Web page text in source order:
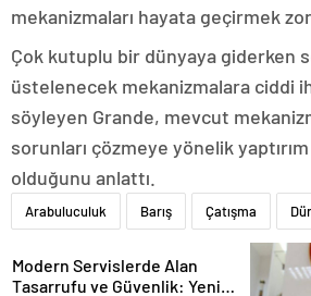
mekanizmaları hayata geçirmek
Çok kutuplu bir dünyaya giderken
üstelenecek mekanizmalara ciddi
söyleyen Grande, mevcut
sorunları çözmeye yönelik
olduğunu anlattı.
Arabuluculuk Barış Çatışma
Modern Servislerde Alan
Tasarrufu ve Güvenlik: Yeni